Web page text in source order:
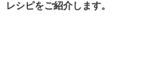
レシピをご紹介します。